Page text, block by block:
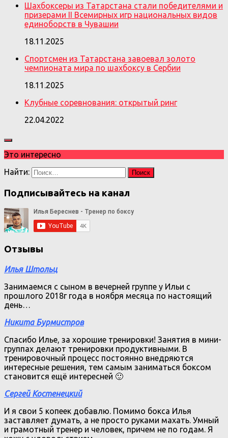
Шахбоксеры из Татарстана стали победителями и
призерами II Всемирных игр национальных видов
единоборств в Чувашии
18.11.2025
Спортсмен из Татарстана завоевал золото
чемпионата мира по шахбоксу в Сербии
18.11.2025
Клубные соревнования: открытый ринг
22.04.2022
Это интересно
Найти:
Подписывайтесь на канал
Отзывы
Илья Штольц
Занимаемся с сыном в вечерней группе у Ильи с
прошлого 2018г года в ноября месяца по настоящий
день…
Никита Бурмистров
Спасибо Илье, за хорошие тренировки! Занятия в мини-
группах делают тренировки продуктивными. В
тренировочный процесс постоянно внедряются
интересные решения, тем самым заниматься боксом
становится ещё интересней 🙂
Сергей Костенецкий
И я свои 5 копеек добавлю. Помимо бокса Илья
заставляет думать, а не просто руками махать. Умный
и грамотный тренер и человек, причем не по годам. Я